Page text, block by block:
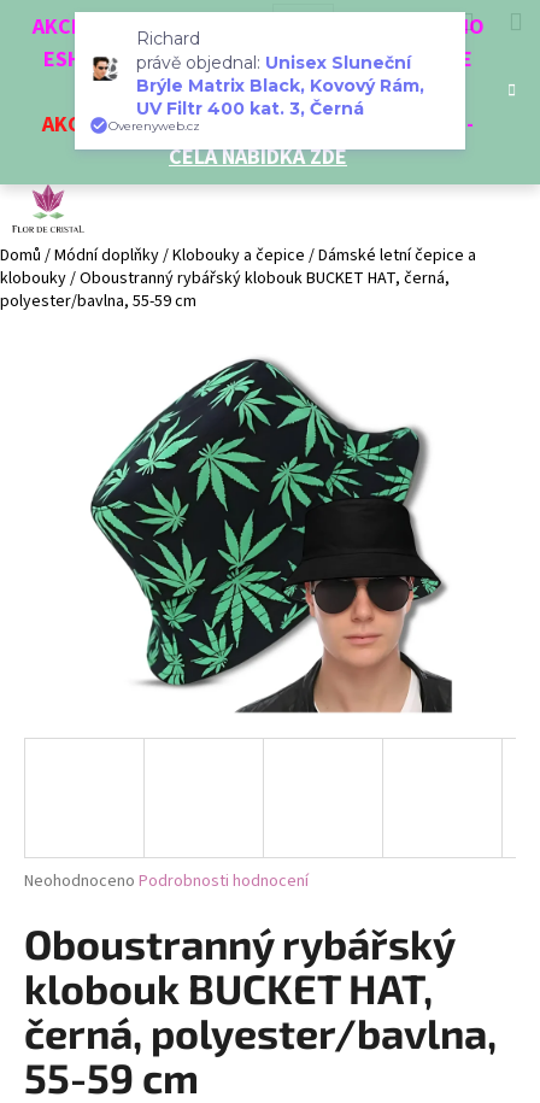
AKCE 3 + 1 ZDARMA. NAKUPTE 4 VĚCI Z NAŠEHO
ESHOPU A ČTVRTÝ NEJLEVNĚJŠÍ DOSTANETE
ZDARMA!
AKCENA VYBRANÉ VÝROBKY -SLEVA AŽ 35% -
CELÁ NABÍDKA ZDE
HledatPřihlášení
Domů /Módní doplňky/Klobouky a čepice /Dámské letní čepice a
klobouky/Oboustranný rybářský klobouk BUCKET HAT, černá,
polyester/bavlna, 55-59 cm
Průměrné
produktu
je
0,0
5
hvězdiček.
Neohodnoceno Podrobnosti hodnocení
Oboustranný rybářský
klobouk BUCKET HAT,
černá, polyester/bavlna,
55-59 cm
Zpět
Zpět
p
o
t
ř
e
D
o
p
o
r
u
č
Richard
právě objednal: Unisex Sluneční
Brýle Matrix Black, Kovový Rám,
UV Filtr 400 kat. 3, Černá
Overenyweb.cz